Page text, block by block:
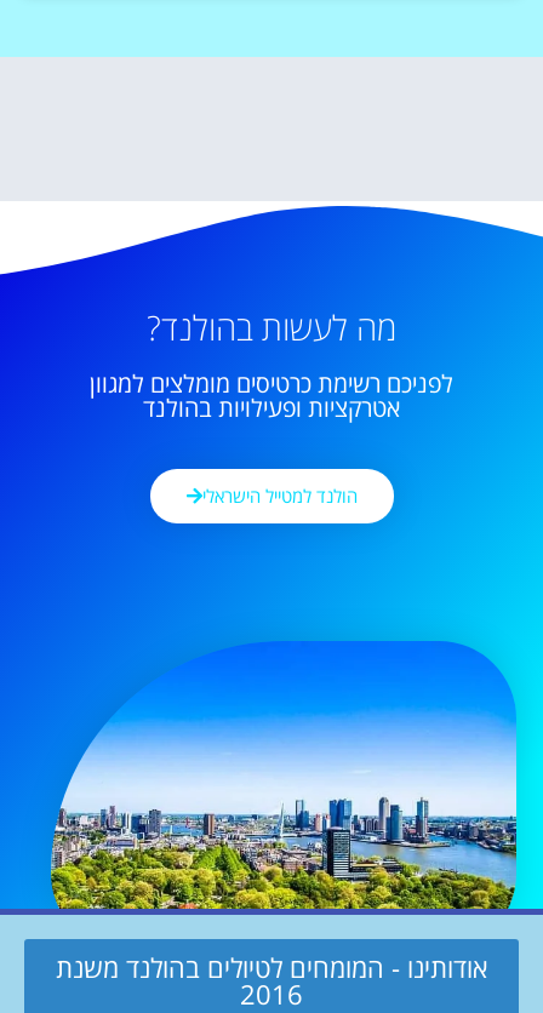
מה לעשות בהולנד?
לפניכם רשימת כרטיסים מומלצים למגוון
אטרקציות ופעילויות בהולנד
הולנד למטייל הישראלי
אודותינו - המומחים לטיולים בהולנד משנת
2016